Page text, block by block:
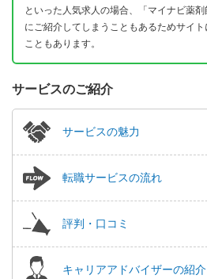
といった人気求人の場合、「マイナビ薬
にご紹介してしまうこともあるためサイ
こともあります。
サービスのご紹介
サービスの魅力
転職サービスの流れ
評判・口コミ
キャリアアドバイザーの紹介